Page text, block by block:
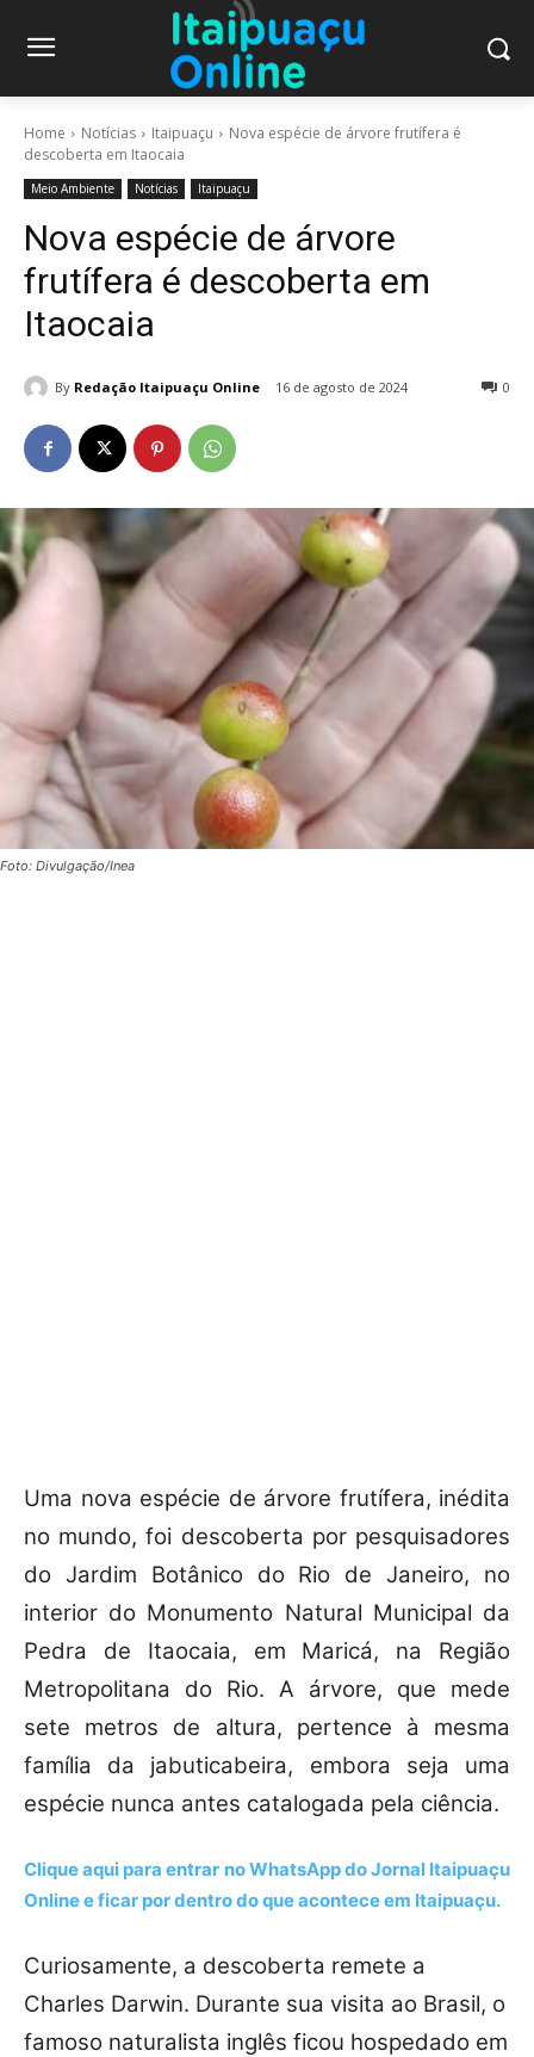
Home Notícias Itaipuaçu
Nova espécie de árvore frutífera é
descoberta em Itaocaia
Meio Ambiente Notícias Itaipuaçu
Nova espécie de árvore
frutífera é descoberta em
Itaocaia
By Redação Itaipuaçu Online 16 de agosto de 2024 0
Foto: Divulgação/Inea
Uma nova espécie de árvore frutífera, inédita
no mundo, foi descoberta por pesquisadores
do Jardim Botânico do Rio de Janeiro, no
interior do Monumento Natural Municipal da
Pedra de Itaocaia, em Maricá, na Região
Metropolitana do Rio. A árvore, que mede
sete metros de altura, pertence à mesma
família da jabuticabeira, embora seja uma
espécie nunca antes catalogada pela ciência.
Clique aqui para entrar noWhatsAppdo Jornal Itaipuaçu
Online e ficar por dentro do que acontece em Itaipuaçu.
Curiosamente, a descoberta remete a
Charles Darwin. Durante sua visita ao Brasil, o
famoso naturalista inglês ficou hospedado em